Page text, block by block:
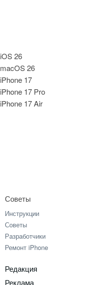
iOS 26
macOS 26
iPhone 17
iPhone 17 Pro
iPhone 17 Air
Советы
Инструкции
Советы
Разработчики
Ремонт iPhone
Редакция
Реклама